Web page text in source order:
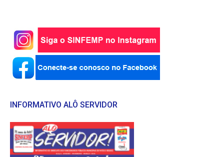
INFORMATIVO ALÔ SERVIDOR